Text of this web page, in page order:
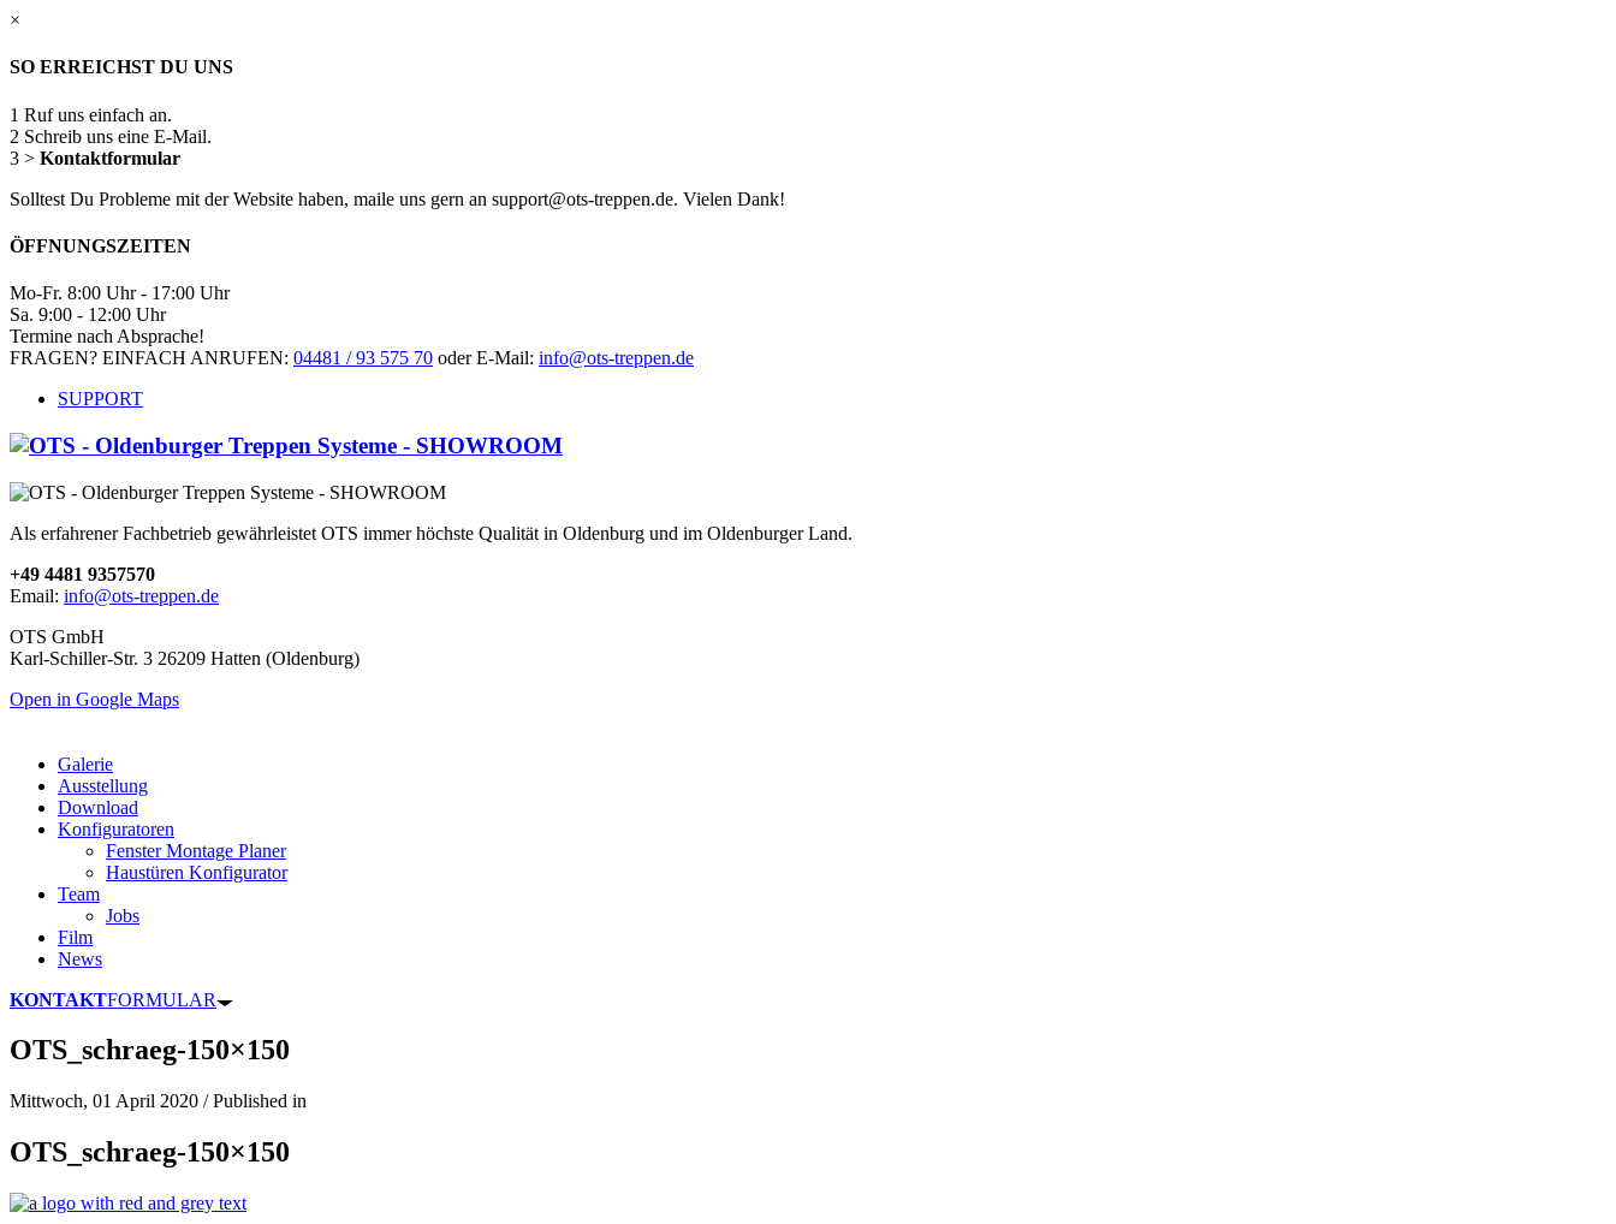
×
SO ERREICHST DU UNS
1 Ruf uns einfach an.
2 Schreib uns eine E-Mail.
3 > Kontaktformular
Solltest Du Probleme mit der Website haben, maile uns gern an support@ots-treppen.de. Vielen Dank!
ÖFFNUNGSZEITEN
Mo-Fr. 8:00 Uhr - 17:00 Uhr
Sa. 9:00 - 12:00 Uhr
Termine nach Absprache!
FRAGEN? EINFACH ANRUFEN: 04481 / 93 575 70 oder E-Mail: info@ots-treppen.de
SUPPORT
Als erfahrener Fachbetrieb gewährleistet OTS immer höchste Qualität in Oldenburg und im Oldenburger Land.
+49 4481 9357570
Email: info@ots-treppen.de
OTS GmbH
Karl-Schiller-Str. 3 26209 Hatten (Oldenburg)
Open in Google Maps
Galerie
Ausstellung
Download
Konfiguratoren
Fenster Montage Planer
Haustüren Konfigurator
Team
Jobs
Film
News
KONTAKTFORMULAR
OTS_schraeg-150×150
Mittwoch, 01 April 2020 /Published in
OTS_schraeg-150×150